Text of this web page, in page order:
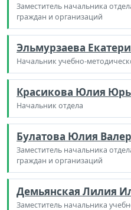
Заместитель начальника
граждан и организаций
Эльмурзаева
Начальник учебно-
Красикова Юлия
Начальник отдела
Булатова Юлия
Заместитель начальника
граждан и организаций
Демьянская Лилия
Заместитель начальника